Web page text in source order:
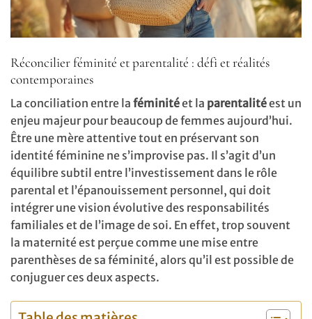
Réconcilier féminité et parentalité : défi et réalités
contemporaines
La conciliation entre la féminitéet la parentalitéest un
enjeu majeur pour beaucoup de femmes aujourd’hui.
Être une mère attentive tout en préservant son
identité féminine ne s’improvise pas. Il s’agit d’un
équilibre subtil entre l’investissement dans le rôle
parental et l’épanouissement personnel, qui doit
intégrer une vision évolutive des responsabilités
familiales et de l’image de soi. En effet, trop souvent
la maternité est perçue comme une mise entre
parenthèses de sa féminité, alors qu’il est possible de
conjuguer ces deux aspects.